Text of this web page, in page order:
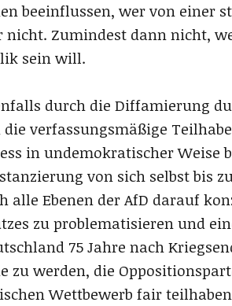
beeinflussen, wer von einer
Zumindest dann nicht,
sein will.
durch die Diffamierung
verfassungsmäßige
in undemokratischer Weise
von sich selbst bis
alle Ebenen der AfD darauf
zu problematisieren und
75 Jahre nach
zu werden, die
Wettbewerb fair